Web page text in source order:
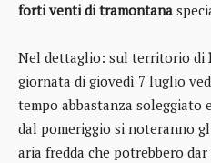
forti venti di tramontana
Nel dettaglio: sul territorio di
giornata di giovedì 7 luglio
tempo abbastanza soleggiato
dal pomeriggio si noteranno
aria fredda che potrebbero